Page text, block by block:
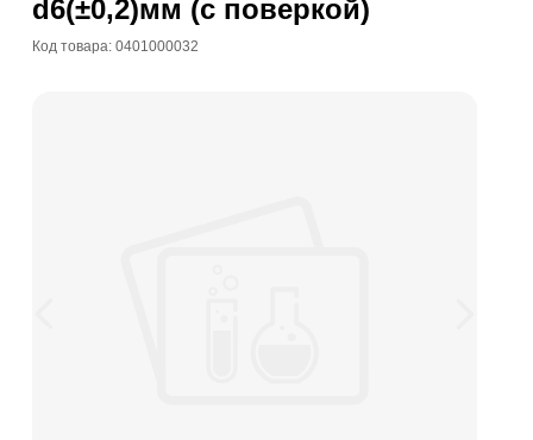
d6(±0,2)мм (с поверкой)
Код товара: 0401000032